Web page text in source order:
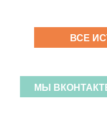
ВСЕ
МЫ